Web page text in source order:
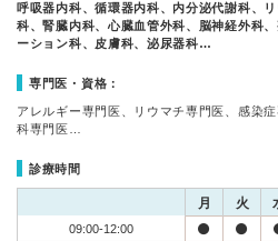
呼吸器内科、循環器内科、内分泌代謝科、
科、腎臓内科、心臓血管外科、脳神経外科
ーション科、皮膚科、泌尿器科…
専門医・資格：
アレルギー専門医、リウマチ専門医、感染
科専門医…
診療時間
月 火
09:00-12:00